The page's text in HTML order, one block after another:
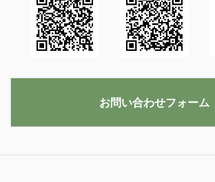
お問い合わせフォーム